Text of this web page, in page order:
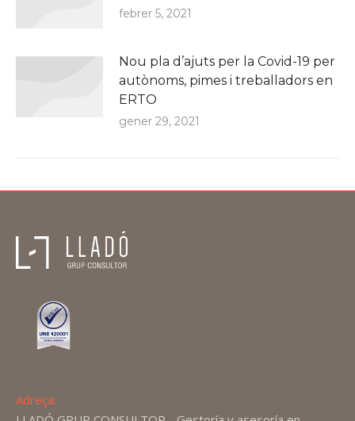
febrer 5, 2021
Nou pla d’ajuts per la Covid-19 per
autònoms, pimes i treballadors en
ERTO
gener 29, 2021
Adreça: